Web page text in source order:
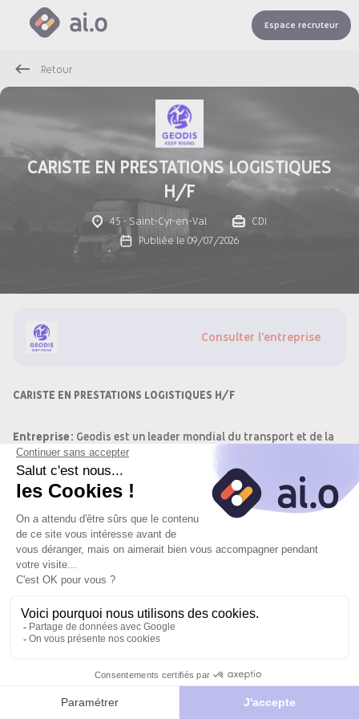
Espace recruteur
Retour
CARISTE EN PRESTATIONS LOGISTIQUES
H/F
45 - Saint-Cyr-en-Val
CDI
Publiée le 09/07/2026
Consulter l'entreprise
CARISTE EN PRESTATIONS LOGISTIQUES H/F
Entreprise: Geodis est un leader mondial du transport et de la
logistique, accompagnant ses clients dans la gestion de leur
supply chain. Reconnu pour son expertise et sa présence
internationale, Geodis est un partenaire de croissance pour de
Objectif du poste: En tant que cariste en prestations
logistiques, vous serez responsable de la préparation des
commandes, du chargement et déchargement, de la réception
inventaires.
Préparation des commandes avec un chariot
Postuler
vers le site
partenaire
Je
Postuler